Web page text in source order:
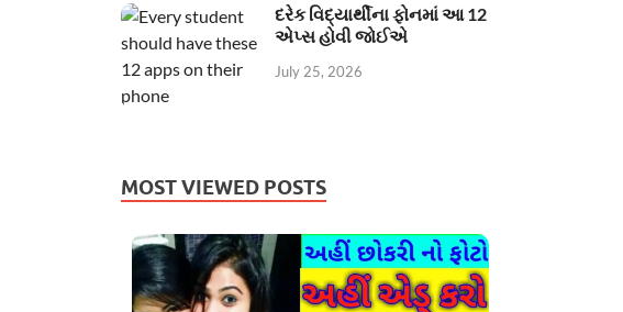
દરેક વિદ્યાર્થીના ફોનમાં આ 12
એપ્સ હોવી જોઈએ
July 25, 2026
MOST VIEWED POSTS